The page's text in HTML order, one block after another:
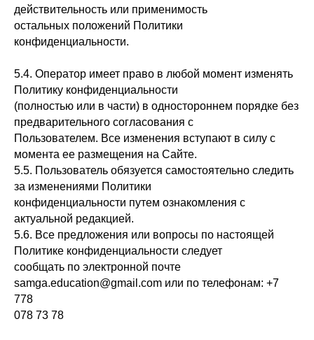
действительность или применимость
остальных положений Политики
конфиденциальности.
5.4. Оператор имеет право в любой момент изменять
Политику конфиденциальности
(полностью или в части) в одностороннем порядке без
предварительного согласования с
Пользователем. Все изменения вступают в силу с
момента ее размещения на Сайте.
5.5. Пользователь обязуется самостоятельно следить
за изменениями Политики
конфиденциальности путем ознакомления с
актуальной редакцией.
5.6. Все предложения или вопросы по настоящей
Политике конфиденциальности следует
сообщать по электронной почте
samga.education@gmail.com или по телефонам: +7
778
078 73 78